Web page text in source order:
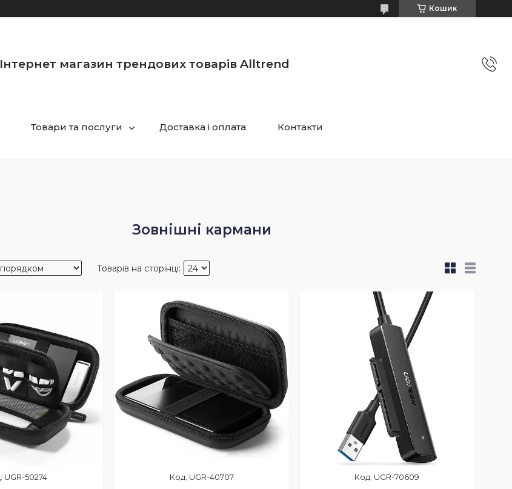
Кошик
Інтернет магазин трендових товарів Alltrend
Товари та послуги Доставка і оплата Контакти
Зовнішні кармани
UGR-50274 UGR-40707 UGR-70609